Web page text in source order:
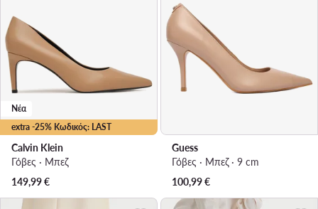
extra -25% Κωδικός: LAST
Νέα
Calvin Klein
Γόβες · Μπεζ
149,99€
Guess
Γόβες · Μπεζ · 9 cm
100,99€